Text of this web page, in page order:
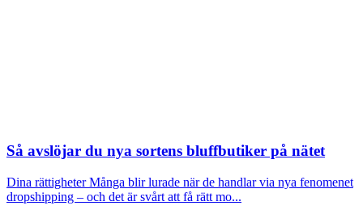
Så avslöjar du nya sortens bluffbutiker på nätet
Dina rättigheterMånga blir lurade när de handlar via nya fenomenet
dropshipping – och det är svårt att få rätt mo...